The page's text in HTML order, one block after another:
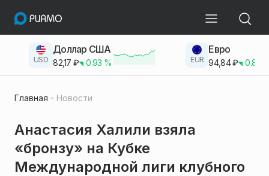
USD
Доллар США
82,17 ₽ 0.93 % EUR
Евро
94,84₽ 0.83
Главная Новости
Анастасия Халили взяла
«бронзу» на Кубке
Международной лиги клубного